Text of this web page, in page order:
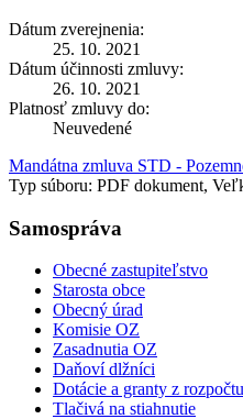
Dátum zverejnenia:
25. 10. 2021
Dátum účinnosti zmluvy:
26. 10. 2021
Platnosť zmluvy do:
Neuvedené
Mandátna zmluva STD -
Typ súboru: PDF dokument,
Samospráva
Obecné zastupiteľstvo
Starosta obce
Obecný úrad
Komisie OZ
Zasadnutia OZ
Daňoví dlžníci
Dotácie a granty z
Tlačivá na stiahnutie